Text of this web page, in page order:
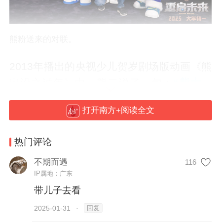
这都走到蛇年了。”
影《熊出没之夺宝熊兵》开始算起，到今年
春节档上映的《熊出没·重启未来》，《熊出
没》系列电影可以陪伴中国观众走过一轮生
打开南方+阅读全文
热门评论
不期而遇 116
IP属地：广东
带儿子去看
2025-01-31 · 回复